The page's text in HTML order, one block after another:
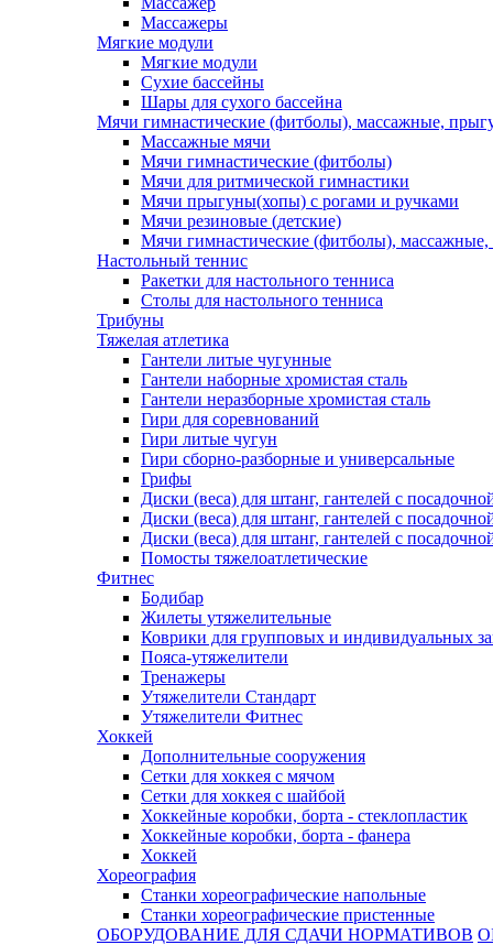
Массажеры
Мягкие модули
Мягкие модули
Сухие бассейны
Шары для сухого бассейна
Мячи гимнастические (фитболы), массажные,
Массажные мячи
Мячи гимнастические (фитболы)
Мячи для ритмической гимнастики
Мячи прыгуны(хопы) с рогами и ручками
Мячи резиновые (детские)
Мячи гимнастические (фитболы),
Настольный теннис
Ракетки для настольного тенниса
Столы для настольного тенниса
Трибуны
Тяжелая атлетика
Гантели литые чугунные
Гантели наборные хромистая сталь
Гантели неразборные хромистая сталь
Гири для соревнований
Гири литые чугун
Гири сборно-разборные и универсальные
Грифы
Диски (веса) для штанг, гантелей с
Диски (веса) для штанг, гантелей с
Диски (веса) для штанг, гантелей с
Помосты тяжелоатлетические
Фитнес
Бодибар
Жилеты утяжелительные
Коврики для групповых и индивидуальных
Пояса-утяжелители
Тренажеры
Утяжелители Стандарт
Утяжелители Фитнес
Хоккей
Дополнительные сооружения
Сетки для хоккея с мячом
Сетки для хоккея с шайбой
Хоккейные коробки, борта - стеклопластик
Хоккейные коробки, борта - фанера
Хоккей
Хореография
Станки хореографические напольные
Станки хореографические пристенные
ОБОРУДОВАНИЕ ДЛЯ СДАЧИ НОРМАТИВОВ